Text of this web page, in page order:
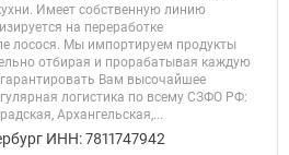
Имеет собственную линию
на переработке
лосося. Мы импортируем продукты
отбирая и прорабатывая каждую
Вам высочайшее
логистика по всему СЗФО РФ:
Архангельская,...
ИНН: 7811747942